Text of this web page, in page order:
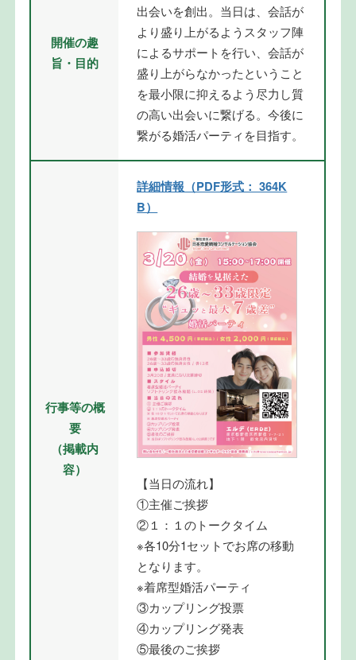
開催の趣
旨・目的
出会いを創出。当日は、会話が
より盛り上がるようスタッフ陣
によるサポートを行い、会話が
盛り上がらなかったということ
を最小限に抑えるよう尽力し質
の高い出会いに繋げる。今後に
繋がる婚活パーティを目指す。
行事等の概
要
（掲載内
容）
詳細情報（PDF形式： 364K
B）
【当日の流れ】
①主催ご挨拶
②１：１のトークタイム
※各10分1セットでお席の移動
となります。
※着席型婚活パーティ
③カップリング投票
④カップリング発表
⑤最後のご挨拶